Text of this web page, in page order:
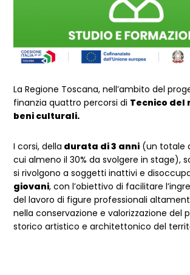
La Regione Toscana, nell’ambito del
finanzia quattro percorsi di Tecnico del
beni culturali.
I corsi, della durata di 3 anni (un totale
cui almeno il 30% da svolgere in stage),
si rivolgono a soggetti inattivi e
giovani, con l’obiettivo di facilitare
del lavoro di figure professionali
nella conservazione e valorizzazione del
storico artistico e architettonico del